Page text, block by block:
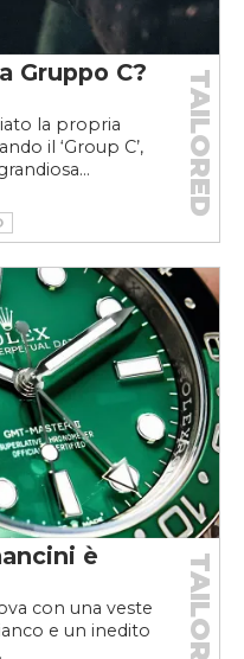
Gruppo C?
la propria
il ‘Group C’,
TAILORED
è
con una veste
e un inedito
TAILORED